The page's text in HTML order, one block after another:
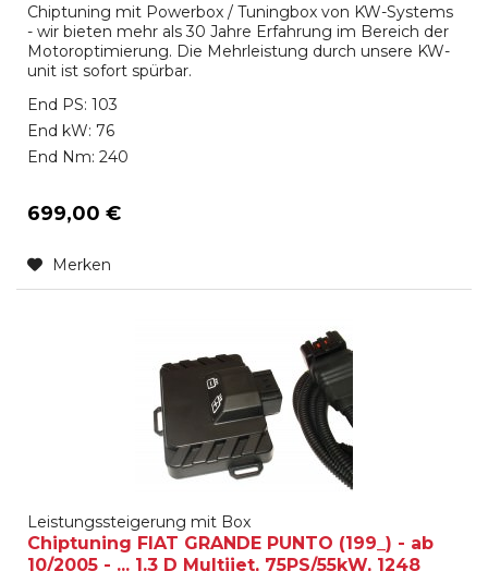
Chiptuning mit Powerbox / Tuningbox von KW-Systems
- wir bieten mehr als 30 Jahre Erfahrung im Bereich der
Motoroptimierung. Die Mehrleistung durch unsere KW-
unit ist sofort spürbar.
End PS: 103
End kW: 76
End Nm: 240
699,00 €
Merken
Leistungssteigerung mit Box
Chiptuning FIAT GRANDE PUNTO (199_) - ab
10/2005 - ... 1.3 D Multijet, 75PS/55kW, 1248